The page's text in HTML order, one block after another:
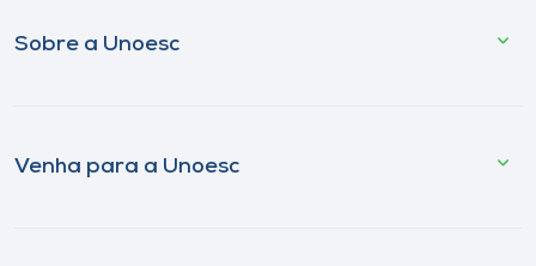
Sobre a Unoesc
Venha para a Unoesc